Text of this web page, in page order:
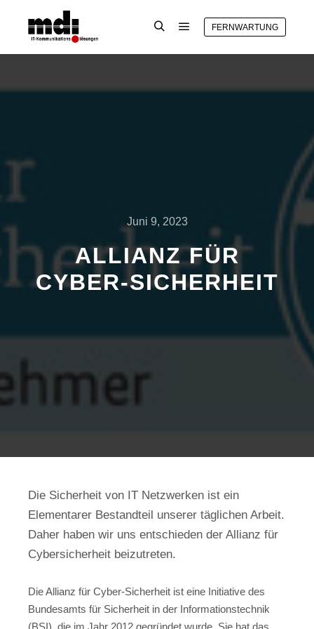
FERNWARTUNG
Juni 9, 2023
ALLIANZ FÜR
CYBER-SICHERHEIT
Die Sicherheit von IT Netzwerken ist ein
Elementarer Bestandteil unserer täglichen Arbeit.
Daher haben wir uns entschieden der Allianz für
Cybersicherheit beizutreten.
Die Allianz für Cyber-Sicherheit ist eine Initiative des
Bundesamts für Sicherheit in der Informationstechnik
(BSI), die im Jahr 2012 gegründet wurde. Sie hat das